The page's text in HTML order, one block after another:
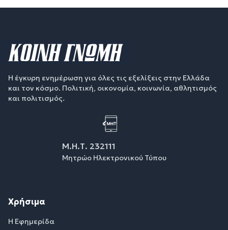
Η έγκυρη ενημέρωση για όλες τις εξελίξεις στην Ελλάδα
και τον κόσμο. Πολιτική, οικονομία, κοινωνία, αθλητισμός
και πολιτισμός.
Μ.Η.Τ. 232111
Μητρώο Ηλεκτρονικού Τύπου
Χρήσιμα
Η Εφημερίδα